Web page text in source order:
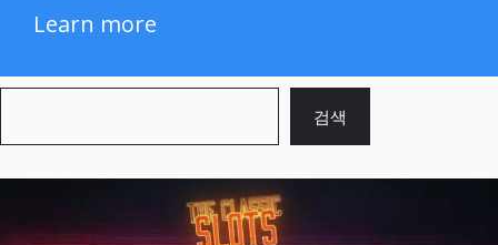
Learn more
색
검색